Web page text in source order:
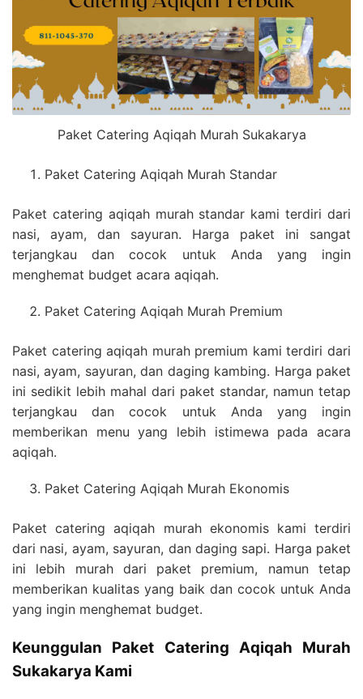
Paket Catering Aqiqah Murah Sukakarya
Paket Catering Aqiqah Murah Standar
Paket catering aqiqah murah standar kami terdiri dari
nasi, ayam, dan sayuran. Harga paket ini sangat
terjangkau dan cocok untuk Anda yang ingin
menghemat budget acara aqiqah.
Paket Catering Aqiqah Murah Premium
Paket catering aqiqah murah premium kami terdiri dari
nasi, ayam, sayuran, dan daging kambing. Harga paket
ini sedikit lebih mahal dari paket standar, namun tetap
terjangkau dan cocok untuk Anda yang ingin
memberikan menu yang lebih istimewa pada acara
aqiqah.
Paket Catering Aqiqah Murah Ekonomis
Paket catering aqiqah murah ekonomis kami terdiri
dari nasi, ayam, sayuran, dan daging sapi. Harga paket
ini lebih murah dari paket premium, namun tetap
memberikan kualitas yang baik dan cocok untuk Anda
yang ingin menghemat budget.
Keunggulan Paket Catering Aqiqah Murah
Sukakarya Kami